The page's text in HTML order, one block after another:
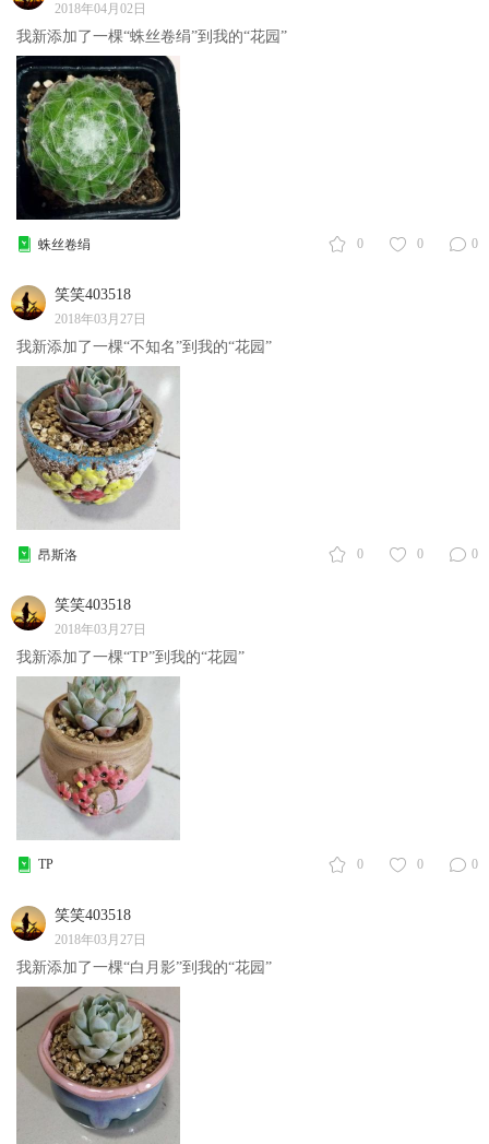
2018年04月02日
我新添加了一棵“蛛丝卷绢”到我的“花园”
0 0 0
蛛丝卷绢
笑笑403518
2018年03月27日
我新添加了一棵“不知名”到我的“花园”
0 0 0
昂斯洛
笑笑403518
2018年03月27日
我新添加了一棵“TP”到我的“花园”
0 0 0
TP
笑笑403518
2018年03月27日
我新添加了一棵“白月影”到我的“花园”